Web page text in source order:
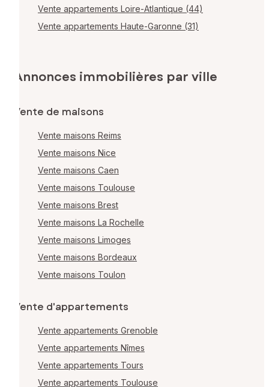
Vente appartements Loire-Atlantique (44)
Vente appartements Haute-Garonne (31)
Annonces immobilières par ville
Vente de maisons
Vente maisons Reims
Vente maisons Nice
Vente maisons Caen
Vente maisons Toulouse
Vente maisons Brest
Vente maisons La Rochelle
Vente maisons Limoges
Vente maisons Bordeaux
Vente maisons Toulon
Vente d'appartements
Vente appartements Grenoble
Vente appartements Nîmes
Vente appartements Tours
Vente appartements Toulouse